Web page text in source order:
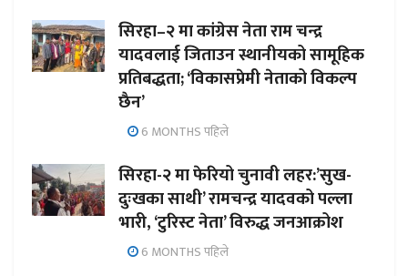
सिरहा–२ मा कांग्रेस नेता राम चन्द्र
यादवलाई जिताउन स्थानीयको सामूहिक
प्रतिबद्धता; ‘विकासप्रेमी नेताको विकल्प
छैन’
6 MONTHS पहिले
सिरहा-२ मा फेरियो चुनावी लहर:’सुख-
दुःखका साथी’ रामचन्द्र यादवको पल्ला
भारी, ‘टुरिस्ट नेता’ विरुद्ध जनआक्रोश
6 MONTHS पहिले